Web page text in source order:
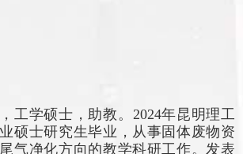
工学硕士， 助教 。 2024年昆明理工
硕士研究生毕业，从事固体废物资
气净化方向的教学科研工作。发表